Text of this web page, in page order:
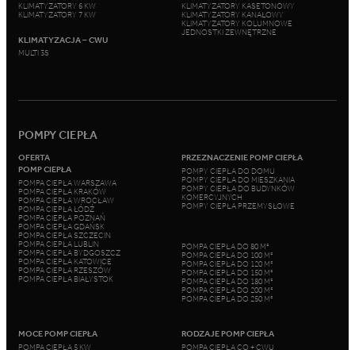
KLIMATYZATORY 6 KW
KLIMATYZATORY 7 KW
KLIMATYZACJA – CWU
MULTI 3S
KLIMATYZATORY KASETONOWY
KLIMATYZATORY KANAŁOWY
KLIMATYZATORY KOLUMNOWE
JEDNOSTKI ZEWNĘTRZNE
POMPY CIEPŁA
OFERTA
POMP CIEPŁA
POMPA CIEPŁA WARSZAWA
POMPA CIEPŁA KRAKÓW
POMPA CIEPŁA WROCŁAW
POMPA CIEPŁA ŁÓDŹ
POMPA CIEPŁA POZNAŃ
POMPA CIEPŁA GDAŃSK
POMPA CIEPŁA SZCZECIN
POMPA CIEPŁA LUBLIN
POMPA CIEPŁA BYDGOSZCZ
POMPA CIEPŁA KATOWICE
POMPA CIEPŁA RZESZÓW
POMPA CIEPŁA BIAŁYSTOK
PRZEZNACZENIE POMP CIEPŁA
POMPY CIEPŁA DO DOMU
POMPY CIEPŁA DO MIESZKANIA
POMPY CIEPŁA DO BUDYNKÓW
KOMERCYJNYCH
POMPY CIEPŁA PRZEMYSŁOWE
POMPA CIEPŁA DO 80 M²
POMPA CIEPŁA DO 100 M²
POMPA CIEPŁA DO 120 M²
POMPA CIEPŁA DO 150 M²
POMPA CIEPŁA DO 180 M²
POMPA CIEPŁA DO 200 M²
POMPA CIEPŁA DO 250 M²
MOCE POMP CIEPŁA
POMPA CIEPŁA 5 KW
RODZAJE POMP CIEPŁA
POMPA CIEPŁA CO + CWU